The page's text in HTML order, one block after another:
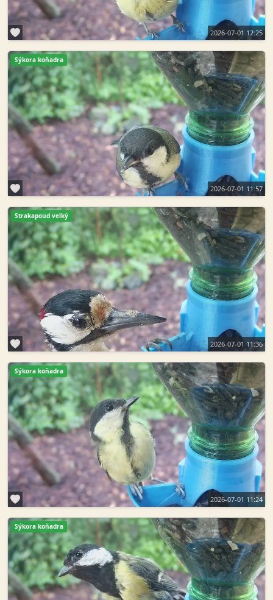
2026-07-01 12:25
Sýkora koňadra
2026-07-01 11:57
Strakapoud velký
2026-07-01 11:36
Sýkora koňadra
2026-07-01 11:24
Sýkora koňadra